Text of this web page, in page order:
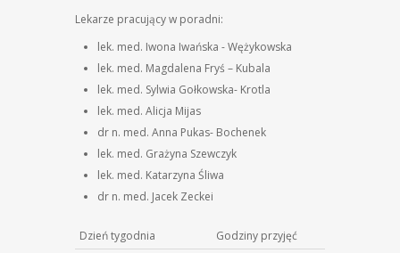
Lekarze pracujący w poradni:
lek. med. Iwona Iwańska - Wężykowska
lek. med. Magdalena Fryś – Kubala
lek. med. Sylwia Gołkowska- Krotla
lek. med. Alicja Mijas
dr n. med. Anna Pukas- Bochenek
lek. med. Grażyna Szewczyk
lek. med. Katarzyna Śliwa
dr n. med. Jacek Zeckei
Dzień tygodnia
Godziny przyjęć